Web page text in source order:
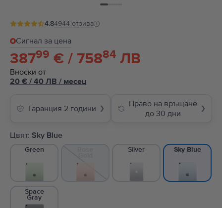
4.84944 отзива
Сигнал за цена
38799 € / 75884 ЛВ
Вноски от
20 € / 40 ЛВ / месец
Гаранция 2 години ❯
Право на връщане
до 30 дни
❯
Цвят: Sky Blue
Green Silver Sky Blue
Space
Gray